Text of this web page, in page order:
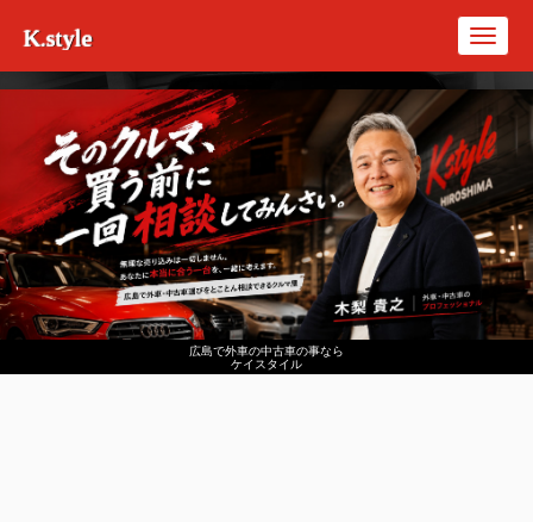
広島で外車の中古車の事なら
ケイスタイル
K.style